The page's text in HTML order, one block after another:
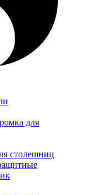
для
столешниц